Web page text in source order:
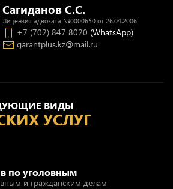
ВИДЫ
УСЛУГ
по уголовным
и гражданским делам
Сагиданов С.С.
Лицензия адвоката №0000650 от 26.04.2006
+7 (702) 847 8020 (WhatsApp)
garantplus.kz@mail.ru